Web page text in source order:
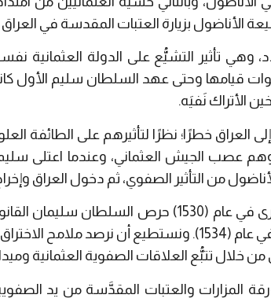
الأناضول بزيارة العتبات المقدسة في
تأثير التشيُّع على الدولة العثمانية
قيامها وحتى عهد السلطان سليم الأول
الأتراك نَفيَه.
خطرًا؛ نظرًا لتأثيرهم على الطائفة
من التأثير الصفوي، ثم دخول العراق
وعندما غزا الصفويون العراق مرة أخرى في عام (1530)
وبالفعل دخل العثمانيون إلى بغداد في عام (1534).
خلال تتبُّع العلاقات الصفوية العثمانية
المزارات والعتبات المقدَّسة من يد